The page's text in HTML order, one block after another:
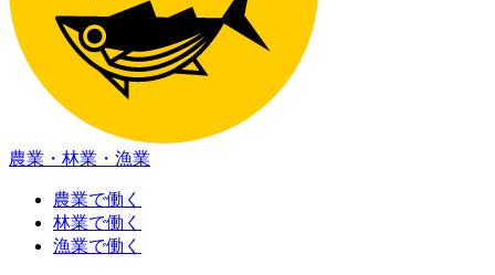
農業・林業・漁業
農業で働く
林業で働く
漁業で働く